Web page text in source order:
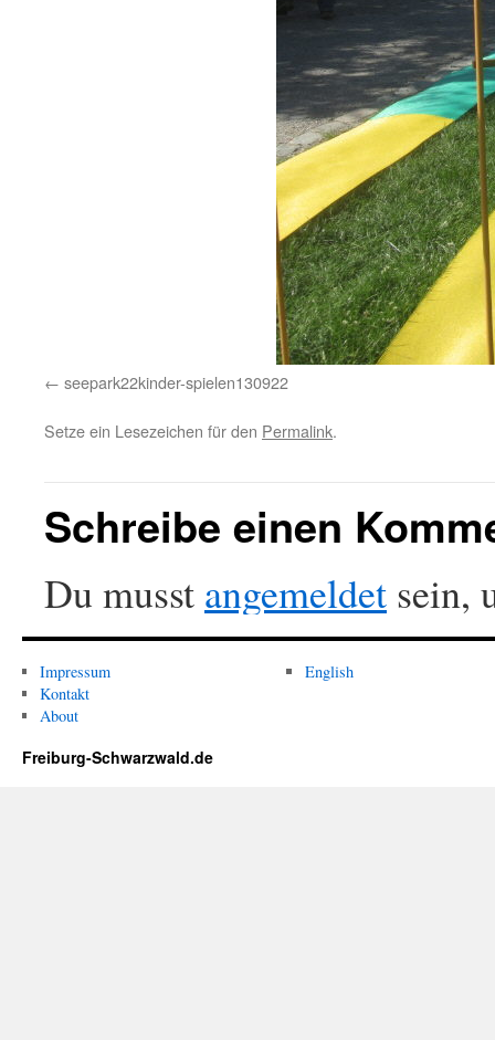
seepark22kinder-spielen130922
Setze ein Lesezeichen für den Permalink.
Schreibe einen
Du musst angemeldet sein,
Impressum
Kontakt
About
English
Freiburg-Schwarzwald.de